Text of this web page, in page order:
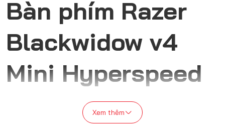
Bàn phím Razer
Blackwidow v4
Mini Hyperspeed
Wireless
Razer BlackWidow V4 Mini HyperSpeed Wireless
Xem thêm